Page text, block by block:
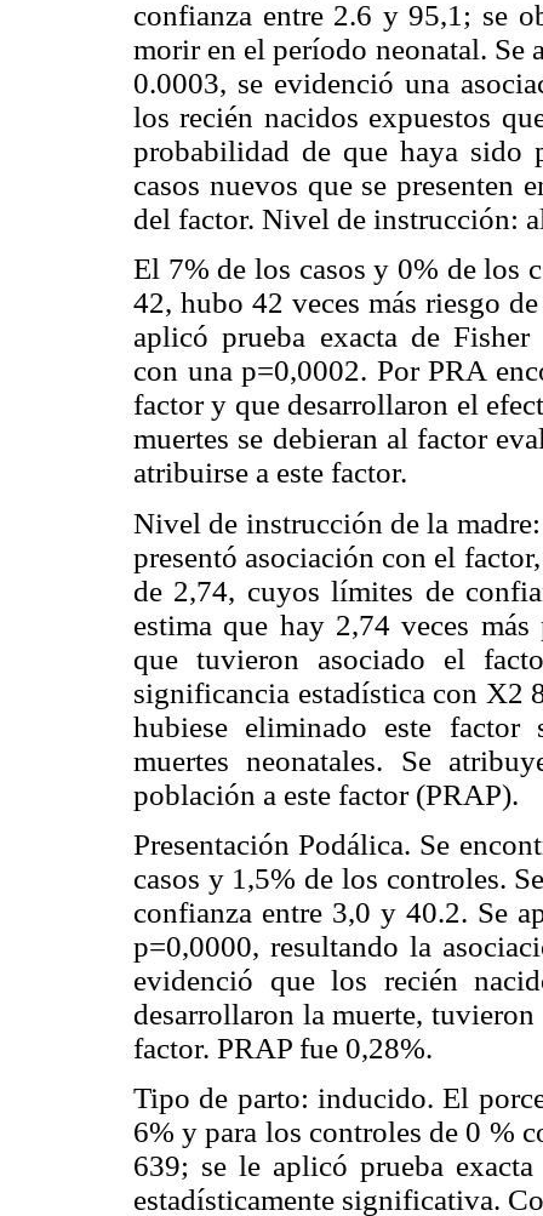
confianza entre 2.6 y 95,1; se
morir en el período neonatal. Se
0.0003, se evidenció una
los recién nacidos expuestos
probabilidad de que haya
casos nuevos que se presenten
del factor. Nivel de instrucción:
El 7% de los casos y 0% de los
42, hubo 42 veces más riesgo
aplicó prueba exacta de
con una p=0,0002. Por PRA
factor y que desarrollaron el
muertes se debieran al factor
atribuirse a este factor.
Nivel de instrucción de la
presentó asociación con el
de 2,74, cuyos límites de
estima que hay 2,74 veces
que tuvieron asociado el
significancia estadística con X2
hubiese eliminado este
muertes neonatales. Se
población a este factor (PRAP).
Presentación Podálica. Se
casos y 1,5% de los controles.
confianza entre 3,0 y 40.2. Se
p=0,0000, resultando la
evidenció que los recién
desarrollaron la muerte,
factor. PRAP fue 0,28%.
Tipo de parto: inducido. El
6% y para los controles de 0 %
639; se le aplicó prueba
estadísticamente significativa.